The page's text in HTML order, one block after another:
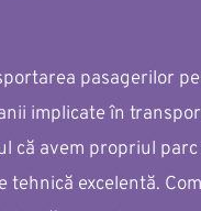
pasagerilor
implicate în
că avem propriul
tehnică excelentă.